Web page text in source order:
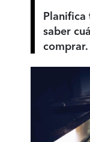
Planifica
saber
comprar.